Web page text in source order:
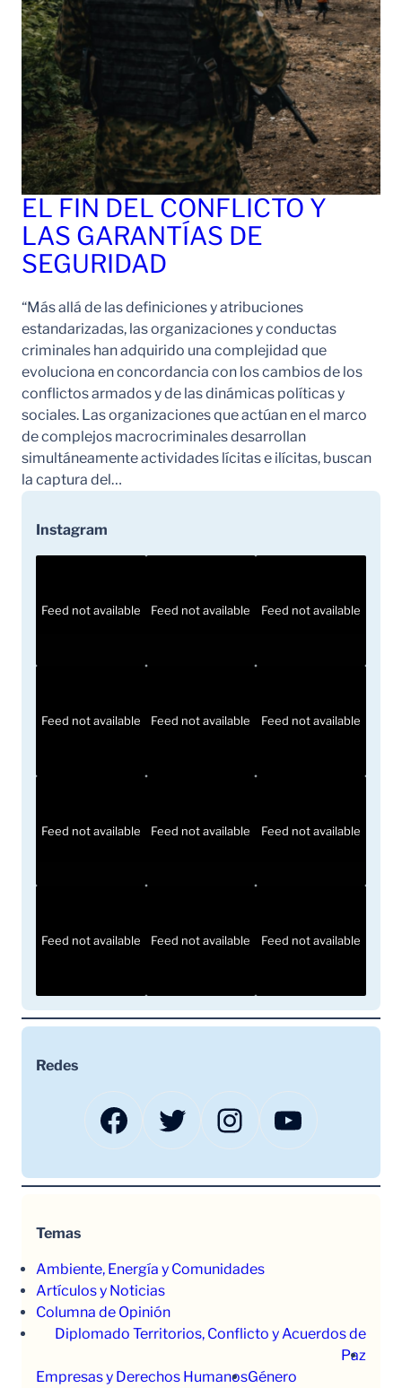
EL FIN DEL CONFLICTO Y
LAS GARANTÍAS DE
SEGURIDAD
“Más allá de las definiciones y atribuciones
estandarizadas, las organizaciones y conductas
criminales han adquirido una complejidad que
evoluciona en concordancia con los cambios de los
conflictos armados y de las dinámicas políticas y
sociales. Las organizaciones que actúan en el marco
de complejos macrocriminales desarrollan
simultáneamente actividades lícitas e ilícitas, buscan
la captura del…
Instagram
Feed not available Feed not available Feed not available
Feed not available Feed not available Feed not available
Feed not available Feed not available Feed not available
Feed not available Feed not available Feed not available
Redes
Facebook Twitter Instagram YouTube
Temas
Ambiente, Energía y Comunidades
Artículos y Noticias
Columna de Opinión
Diplomado Territorios, Conflicto y Acuerdos de
Paz
Empresas y Derechos HumanosGénero